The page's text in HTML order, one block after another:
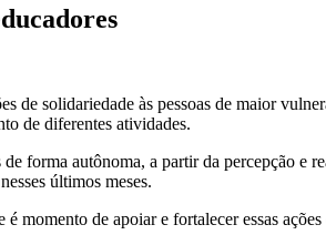
de solidariedade às pessoas de maior
de diferentes atividades.
forma autônoma, a partir da percepção e
últimos meses.
de apoiar e fortalecer essas ações